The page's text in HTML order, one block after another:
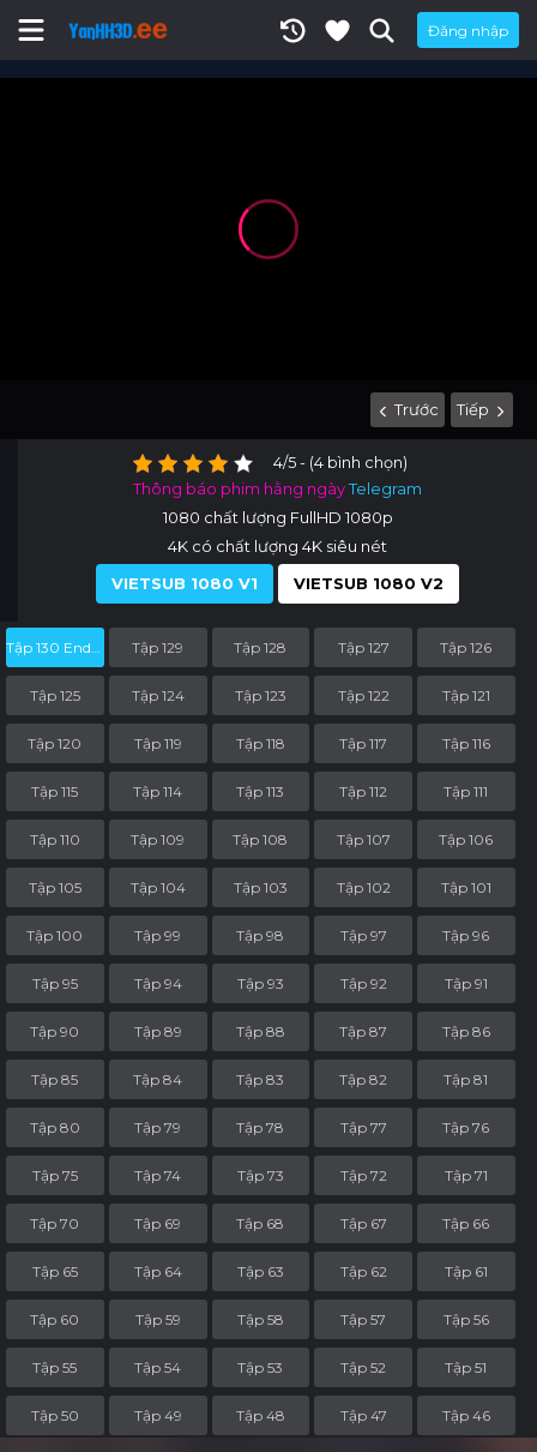
Đăng nhập
Trước Tiếp
4/5 - (4 bình chọn)
Thông báo phim hằng ngàyTelegram
1080 chất lượng FullHD 1080p
4K có chất lượng 4K siêu nét
VIETSUB 1080 V1
VIETSUB 1080 V2
Tập 129 Tập 128 Tập 127 Tập 126
Tập 125 Tập 124 Tập 123 Tập 122 Tập 121
Tập 120 Tập 119 Tập 118 Tập 117 Tập 116
Tập 115 Tập 114 Tập 113 Tập 112 Tập 111
Tập 110 Tập 109 Tập 108 Tập 107 Tập 106
Tập 105 Tập 104 Tập 103 Tập 102 Tập 101
Tập 100 Tập 99 Tập 98 Tập 97 Tập 96
Tập 95 Tập 94 Tập 93 Tập 92 Tập 91
Tập 90 Tập 89 Tập 88 Tập 87 Tập 86
Tập 85 Tập 84 Tập 83 Tập 82 Tập 81
Tập 80 Tập 79 Tập 78 Tập 77 Tập 76
Tập 75 Tập 74 Tập 73 Tập 72 Tập 71
Tập 70 Tập 69 Tập 68 Tập 67 Tập 66
Tập 65 Tập 64 Tập 63 Tập 62 Tập 61
Tập 60 Tập 59 Tập 58 Tập 57 Tập 56
Tập 55 Tập 54 Tập 53 Tập 52 Tập 51
Tập 50 Tập 49 Tập 48 Tập 47 Tập 46